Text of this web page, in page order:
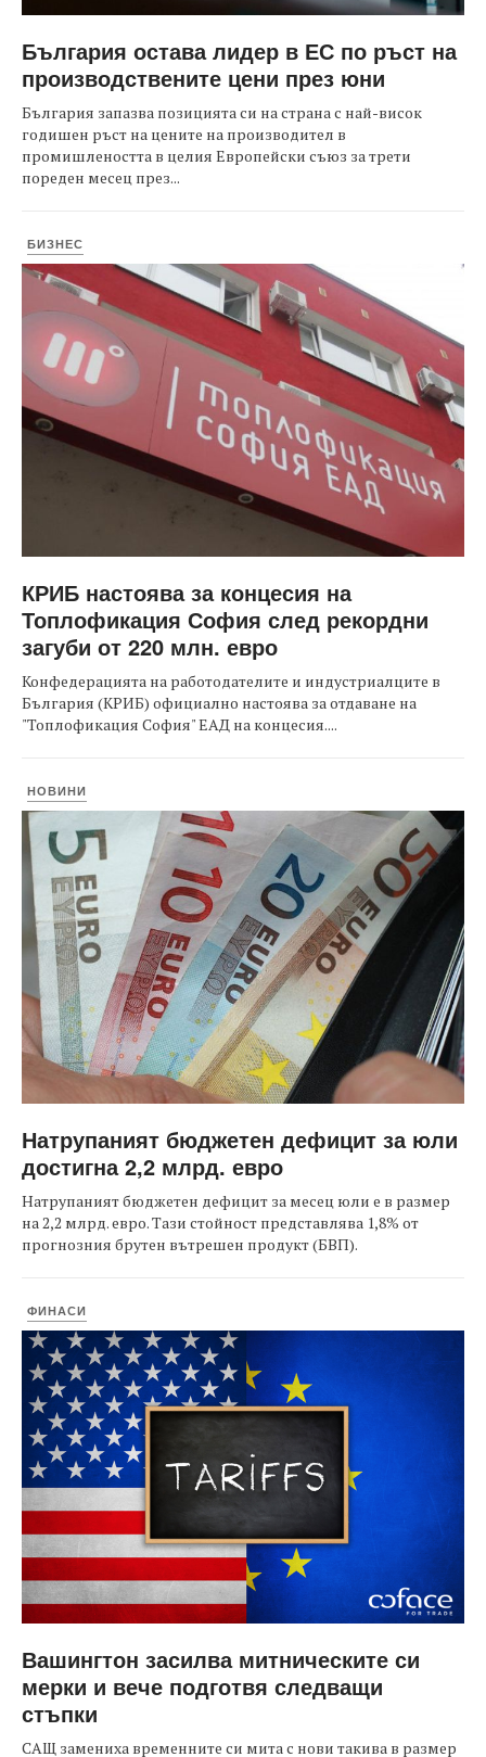
България остава лидер в ЕС по ръст на
производствените цени през юни
България запазва позицията си на страна с най-висок
годишен ръст на цените на производител в
промишлеността в целия Европейски съюз за трети
пореден месец през...
БИЗНЕС
КРИБ настоява за концесия на
Топлофикация София след рекордни
загуби от 220 млн. евро
Конфедерацията на работодателите и индустриалците в
България (КРИБ) официално настоява за отдаване на
"Топлофикация София" ЕАД на концесия....
НОВИНИ
Натрупаният бюджетен дефицит за юли
достигна 2,2 млрд. евро
Натрупаният бюджетен дефицит за месец юли е в размер
на 2,2 млрд. евро. Тази стойност представлява 1,8% от
прогнозния брутен вътрешен продукт (БВП).
ФИНАСИ
Вашингтон засилва митническите си
мерки и вече подготвя следващи
стъпки
САЩ замениха временните си мита с нови такива в размер